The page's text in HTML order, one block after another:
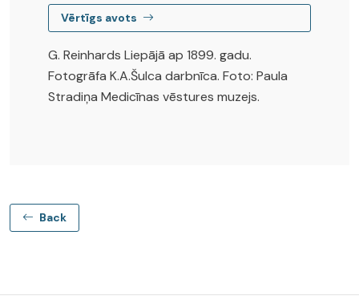
Vērtīgs avots
G. Reinhards Liepājā ap 1899. gadu.
Fotogrāfa K.A.Šulca darbnīca. Foto: Paula
Stradiņa Medicīnas vēstures muzejs.
Back